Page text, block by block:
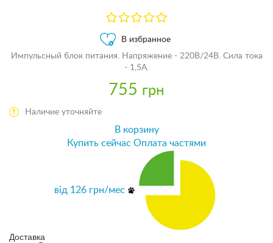
В избранное
Импульсный блок питания. Напряжение - 220В/24В. Сила тока
- 1,5А.
755 грн
Наличие уточняйте
В корзину
Купить сейчас Оплата частями
від 126 грн/мес
Доставка